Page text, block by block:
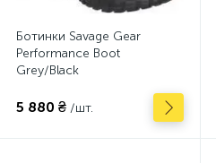
Ботинки Savage Gear
Performance Boot
Grey/Black
5 880 ₴ /шт.